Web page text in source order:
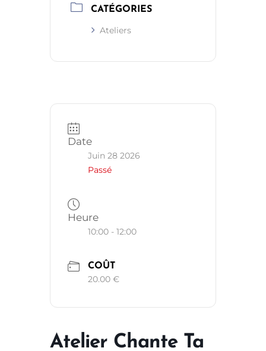
CATÉGORIES
Ateliers
Date
Juin 28 2026
Passé
Heure
10:00 - 12:00
COÛT
20.00 €
Atelier Chante Ta